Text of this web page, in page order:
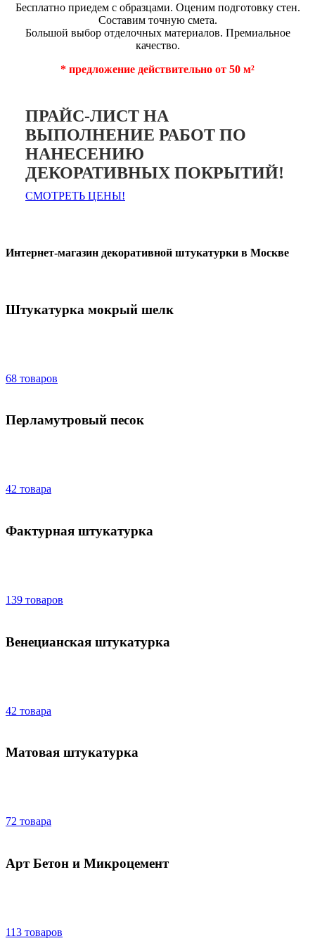
Бесплатно приедем с образцами. Оценим подготовку стен.
Составим точную смета.
Большой выбор отделочных материалов. Премиальное
качество.
* предложение действительно от 50 м²
ПРАЙС-ЛИСТ НА
ВЫПОЛНЕНИЕ РАБОТ ПО
НАНЕСЕНИЮ
ДЕКОРАТИВНЫХ ПОКРЫТИЙ!
СМОТРЕТЬ ЦЕНЫ!
Интернет-магазин декоративной штукатурки в Москве
Штукатурка мокрый шелк
68 товаров
Перламутровый песок
42 товара
Фактурная штукатурка
139 товаров
Венецианская штукатурка
42 товара
Матовая штукатурка
72 товара
Арт Бетон и Микроцемент
113 товаров